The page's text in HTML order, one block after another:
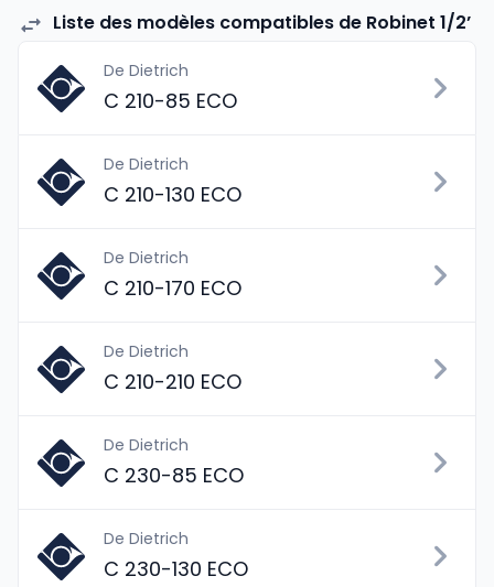
Liste des modèles compatibles de Robinet 1/2’
De Dietrich
C 210-85 ECO
De Dietrich
C 210-130 ECO
De Dietrich
C 210-170 ECO
De Dietrich
C 210-210 ECO
De Dietrich
C 230-85 ECO
De Dietrich
C 230-130 ECO